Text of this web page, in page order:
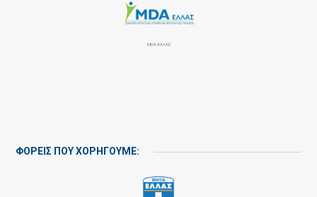
MDA ΕΛΛΑΣ
ΦΟΡΕΙΣ ΠΟΥ ΧΟΡΗΓΟΥΜΕ: